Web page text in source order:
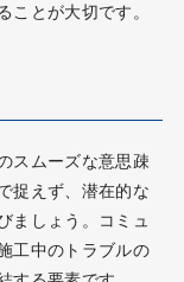
ことが大切です。
スムーズな意思疎
捉えず、潜在的な
ましょう。コミュ
工中のトラブルの